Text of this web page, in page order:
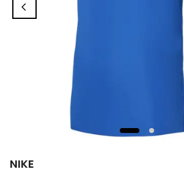
NIKE